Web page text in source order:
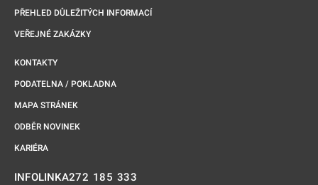
PŘEHLED DŮLEŽITÝCH INFORMACÍ
VEŘEJNÉ ZAKÁZKY
KONTAKTY
PODATELNA / POKLADNA
MAPA STRÁNEK
ODBĚR NOVINEK
KARIÉRA
INFOLINKA272 185 333